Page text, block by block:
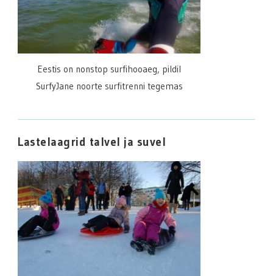
Eestis on nonstop surfihooaeg, pildil
SurfyJane noorte surfitrenni tegemas
Lastelaagrid talvel ja suvel